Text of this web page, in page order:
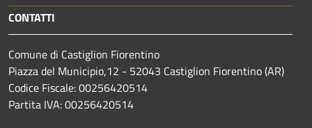
CONTATTI
Comune di Castiglion Fiorentino
Piazza del Municipio,12 - 52043 Castiglion Fiorentino (AR)
Codice Fiscale: 00256420514
Partita IVA: 00256420514